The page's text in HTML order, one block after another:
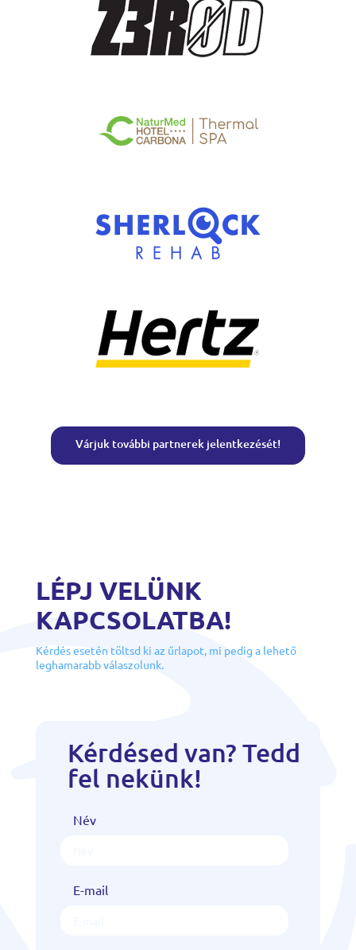
Várjuk további partnerek jelentkezését!
LÉPJ VELÜNK
KAPCSOLATBA!
Kérdés esetén töltsd ki az űrlapot, mi pedig a lehető
leghamarabb válaszolunk.
Kérdésed van? Tedd
fel nekünk!
Név
E-mail